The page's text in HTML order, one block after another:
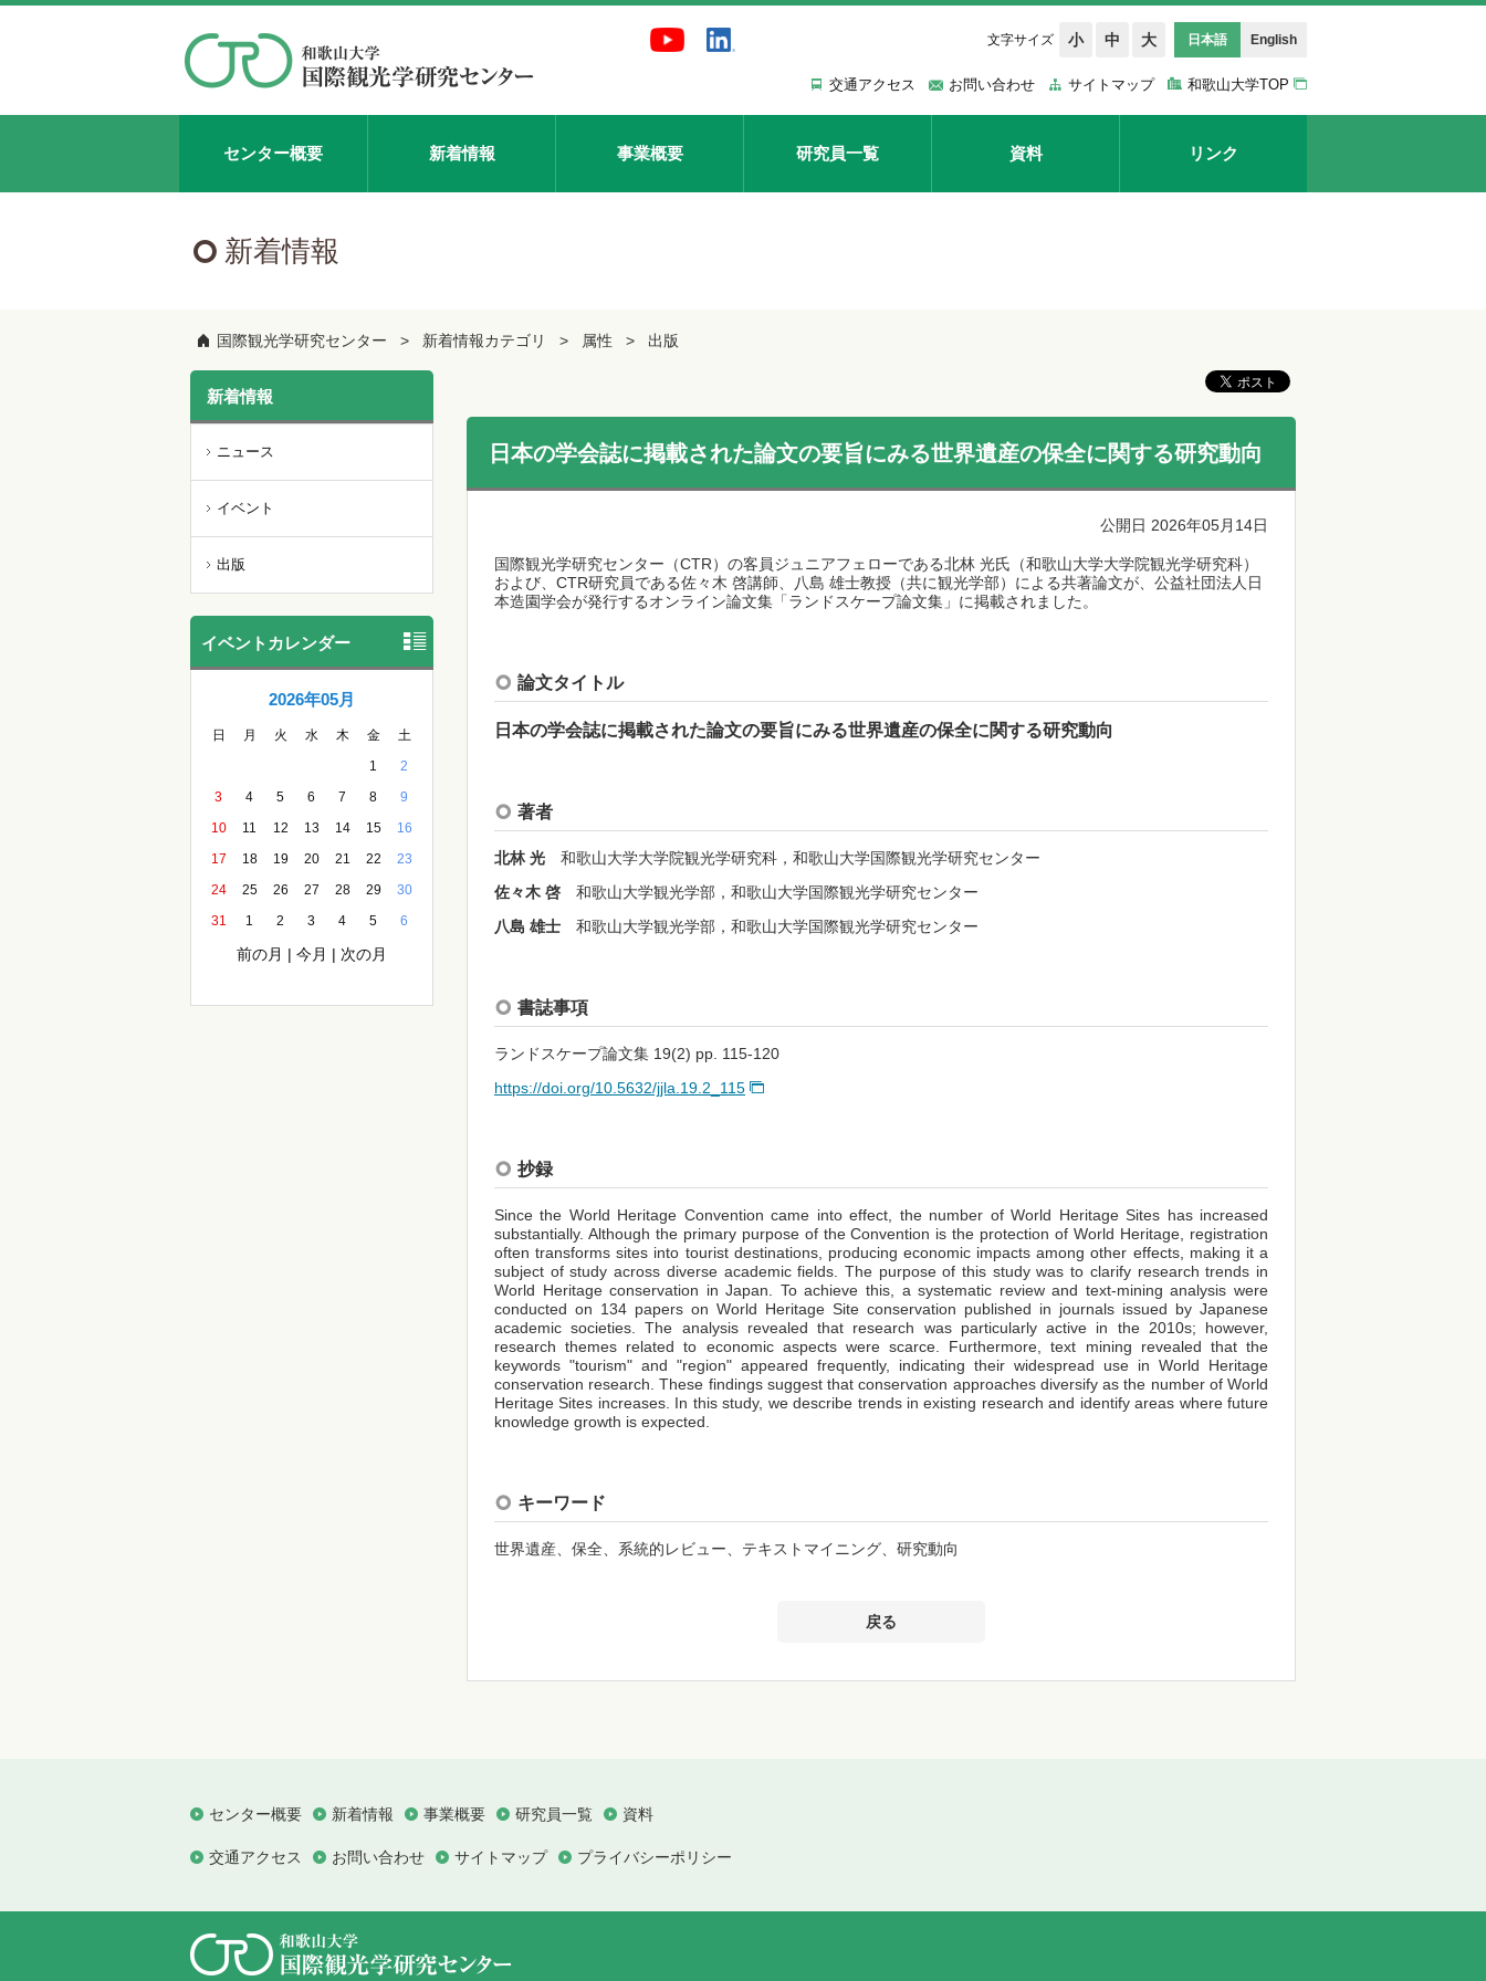
文字サイズ 小 中 大 日本語 English
交通アクセス お問い合わせ サイトマップ 和歌山大学TOP
センター概要 新着情報 事業概要 研究員一覧 資料 リンク
新着情報
国際観光学研究センター 新着情報カテゴリ 属性 出版
日本の学会誌に掲載された論文の要旨にみる世界遺産の保全に関する研究動向
公開日 2026年05月14日
国際観光学研究センター（CTR）の客員ジュニアフェローである北林 光氏（和歌山大学大学院観光学研究科）
および、CTR研究員である佐々木 啓講師、八島 雄士教授（共に観光学部）による共著論文が、公益社団法人日
本造園学会が発行するオンライン論文集「ランドスケープ論文集」に掲載されました。
論文タイトル
日本の学会誌に掲載された論文の要旨にみる世界遺産の保全に関する研究動向
著者
北林 光 和歌山大学大学院観光学研究科，和歌山大学国際観光学研究センター
佐々木 啓 和歌山大学観光学部，和歌山大学国際観光学研究センター
八島 雄士 和歌山大学観光学部，和歌山大学国際観光学研究センター
書誌事項
ランドスケープ論文集 19(2) pp. 115-120
https://doi.org/10.5632/jjla.19.2_115
抄録
Since the World Heritage Convention came into effect, the number of World Heritage Sites has increased
substantially. Although the primary purpose of the Convention is the protection of World Heritage, registration
often transforms sites into tourist destinations, producing economic impacts among other effects, making it a
subject of study across diverse academic fields. The purpose of this study was to clarify research trends in
World Heritage conservation in Japan. To achieve this, a systematic review and text-mining analysis were
conducted on 134 papers on World Heritage Site conservation published in journals issued by Japanese
academic societies. The analysis revealed that research was particularly active in the 2010s; however,
research themes related to economic aspects were scarce. Furthermore, text mining revealed that the
keywords "tourism" and "region" appeared frequently, indicating their widespread use in World Heritage
conservation research. These findings suggest that conservation approaches diversify as the number of World
Heritage Sites increases. In this study, we describe trends in existing research and identify areas where future
knowledge growth is expected.
キーワード
世界遺産、保全、系統的レビュー、テキストマイニング、研究動向
戻る
新着情報
ニュース
イベント
出版
イベントカレンダー
2026年05月
日 月 火 水 木 金
土
1
2
3
4 5 6 7 8
9
10
11 12 13 14 15
16
17
18 19 20 21 22
23
24
25 26 27 28 29
30
31
1 2 3 4 5 6
前の月 | 今月 | 次の月
センター概要 新着情報 事業概要 研究員一覧 資料
交通アクセス お問い合わせ サイトマップ プライバシーポリシー